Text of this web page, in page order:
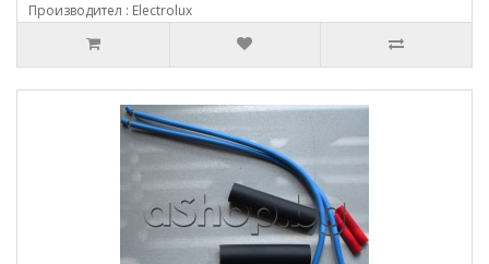
Производител : Electrolux